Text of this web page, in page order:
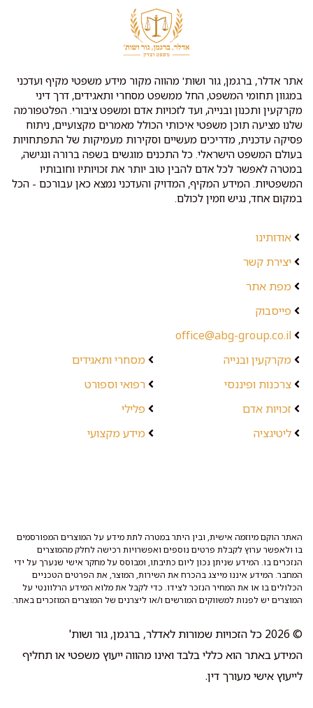
אתר אדלר, ברגמן, גור ושות' מהווה מקור מידע משפטי מקיף ועדכני
במגוון תחומי המשפט, החל ממשפט מסחרי ותאגידים, דרך דיני
מקרקעין ותכנון ובנייה, ועד לזכויות אדם ומשפט ציבורי. הפלטפורמה
שלנו מציעה תוכן משפטי איכותי הכולל מאמרים מקצועיים, ניתוח
פסיקה עדכנית, מדריכים מעשיים וסקירות מעמיקות של התפתחויות
בעולם המשפט הישראלי. כל התכנים מוגשים בשפה ברורה ונגישה,
במטרה לאפשר לכל אדם להבין טוב יותר את זכויותיו וחובותיו
המשפטיות. המידע המקיף, המדויק והעדכני נמצא כאן עבורכם - הכל
במקום אחד, נגיש וזמין לכולם.
אודותינו
יצירת קשר
מפת אתר
פייסבוק
office@abg-group.co.il
מקרקעין ובנייה
צרכנות ופיננסי
זכויות אדם
ליטיגציה
מסחרי ותאגידים
רפואי וספורט
פלילי
מידע מקצועי
האתר הוקם מיוזמה אישית, ובין היתר במטרה לתת מידע על המוצרים המפורסמים
בו ולאפשר ערוץ לקבלת פרטים נוספים ואפשרויות רכישה לחלק מהמוצרים
הנזכרים בו. המידע שניתן נכון ליום כתיבתו, ומבוסס על מחקר אישי שנערך על ידי
המחבר. המידע איננו מייצג בהכרח את השירות, המוצר, את הפרטים הטכניים
הכלולים בו או את המחיר הנזכר לצידו. כדי לקבל את מלוא המידע הרלוונטי על
המוצרים יש לפנות למשווקים המורשים ו/או ליצרנים של המוצרים המוזכרים באתר.
© 2026 כל הזכויות שמורות לאדלר, ברגמן, גור ושות'
המידע באתר הוא כללי בלבד ואינו מהווה ייעוץ משפטי או תחליף
לייעוץ אישי מעורך דין.